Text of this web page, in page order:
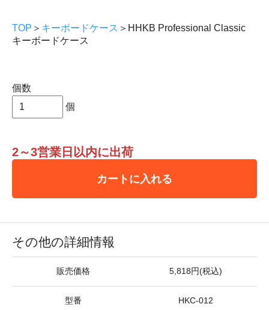
TOP ＞ キーボードケース ＞HHKB Professional Classic
キーボードケース
個数
個
2～3営業日以内に出荷
カートに入れる
その他の詳細情報
販売価格 5,818円(税込)
型番 HKC-012